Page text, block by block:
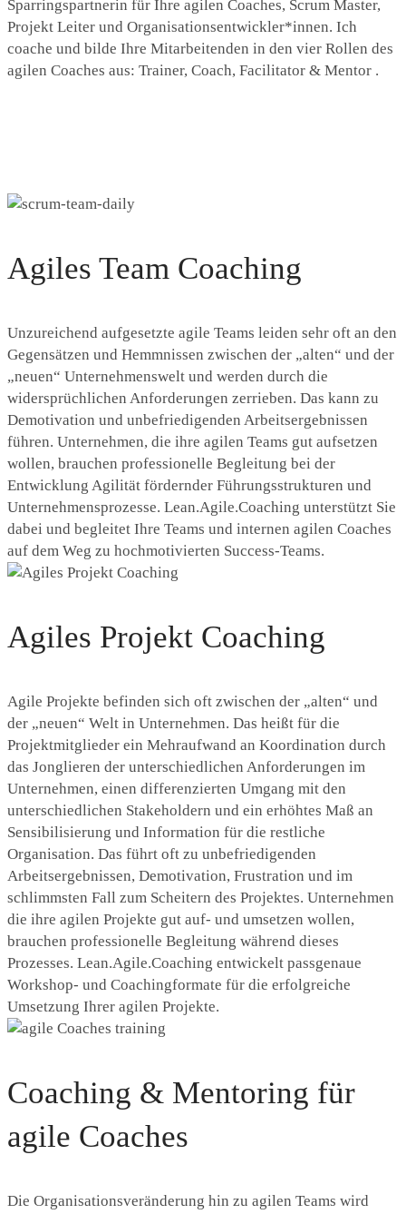
Sparringspartnerin für Ihre agilen Coaches, Scrum Master,
Projekt Leiter und Organisationsentwickler*innen. Ich
coache und bilde Ihre Mitarbeitenden in den vier Rollen des
agilen Coaches aus: Trainer, Coach, Facilitator & Mentor .
Agiles Team Coaching
Unzureichend aufgesetzte agile Teams leiden sehr oft an den
Gegensätzen und Hemmnissen zwischen der „alten“ und der
„neuen“ Unternehmenswelt und werden durch die
widersprüchlichen Anforderungen zerrieben. Das kann zu
Demotivation und unbefriedigenden Arbeitsergebnissen
führen. Unternehmen, die ihre agilen Teams gut aufsetzen
wollen, brauchen professionelle Begleitung bei der
Entwicklung Agilität fördernder Führungsstrukturen und
Unternehmensprozesse. Lean.Agile.Coaching unterstützt Sie
dabei und begleitet Ihre Teams und internen agilen Coaches
auf dem Weg zu hochmotivierten Success-Teams.
Agiles Projekt Coaching
Agile Projekte befinden sich oft zwischen der „alten“ und
der „neuen“ Welt in Unternehmen. Das heißt für die
Projektmitglieder ein Mehraufwand an Koordination durch
das Jonglieren der unterschiedlichen Anforderungen im
Unternehmen, einen differenzierten Umgang mit den
unterschiedlichen Stakeholdern und ein erhöhtes Maß an
Sensibilisierung und Information für die restliche
Organisation. Das führt oft zu unbefriedigenden
Arbeitsergebnissen, Demotivation, Frustration und im
schlimmsten Fall zum Scheitern des Projektes. Unternehmen
die ihre agilen Projekte gut auf- und umsetzen wollen,
brauchen professionelle Begleitung während dieses
Prozesses. Lean.Agile.Coaching entwickelt passgenaue
Workshop- und Coachingformate für die erfolgreiche
Umsetzung Ihrer agilen Projekte.
Coaching & Mentoring für
agile Coaches
Die Organisationsveränderung hin zu agilen Teams wird